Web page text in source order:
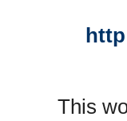
This